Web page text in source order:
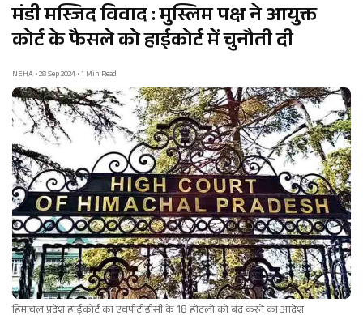
मंडी मस्जिद विवाद : मुस्लिम पक्ष ने आयुक्त
कोर्ट के फैसले को हाईकोर्ट में चुनौती दी
NEHA • 28 Sep 2024 • 1 Min Read
हिमाचल प्रदेश हाईकोर्ट का एचपीटीडीसी के 18 होटलों को बंद करने का आदेश